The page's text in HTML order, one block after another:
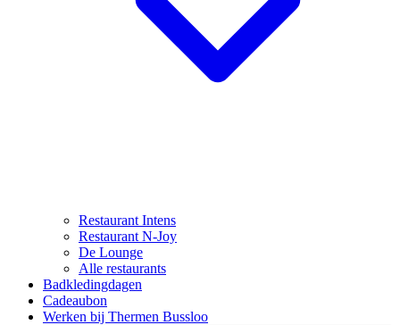
Restaurant Intens
Restaurant N-Joy
De Lounge
Alle restaurants
Badkledingdagen
Cadeaubon
Werken bij Thermen Bussloo